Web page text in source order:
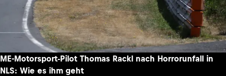
ME-Motorsport-Pilot Thomas Rackl nach Horrorunfall in
NLS: Wie es ihm geht